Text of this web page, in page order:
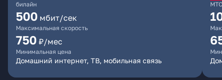
билайн
500 мбит/сек
Максимальная скорость
750 ₽/мес
Минимальная цена
Домашний интернет, ТВ, мобильная связь
МТС